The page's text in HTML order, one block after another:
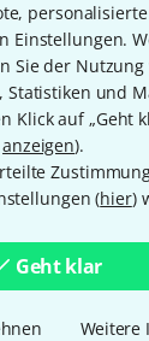
Einstellungen.
Sie der Nutzung
Statistiken und
Klick auf „Geht
anzeigen).
(hier)
Geht klar
Weitere
Versand ab 29 €
inkl. MwSt.
was Sie
Hilfe &